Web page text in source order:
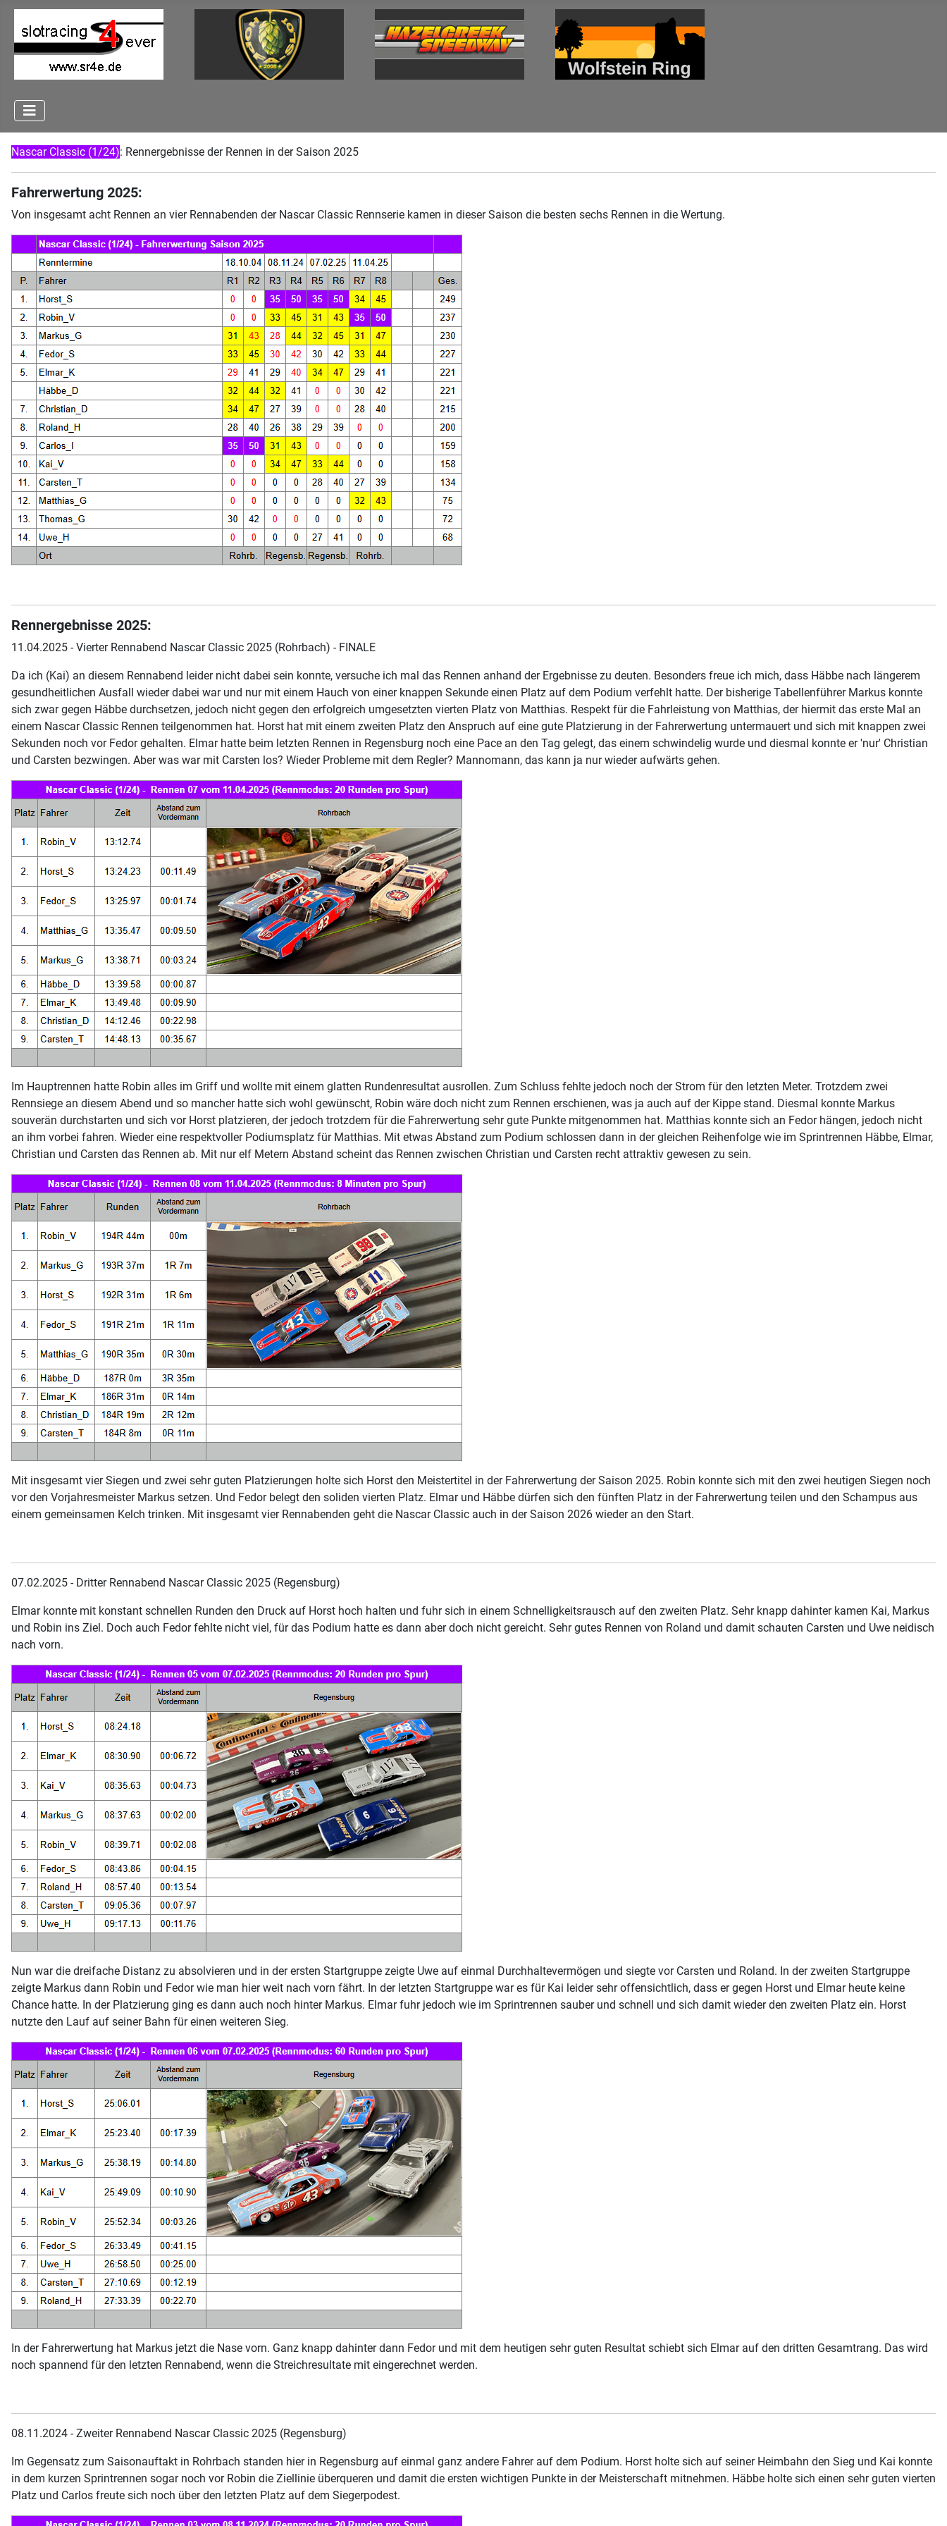
Nascar Classic (1/24): Rennergebnisse der Rennen in der Saison 2025
Fahrerwertung 2025:
Von insgesamt acht Rennen an vier Rennabenden der Nascar Classic Rennserie kamen in dieser Saison die besten sechs Rennen in die Wertung.
Rennergebnisse 2025:
11.04.2025 - Vierter Rennabend Nascar Classic 2025 (Rohrbach) - FINALE
Da ich (Kai) an diesem Rennabend leider nicht dabei sein konnte, versuche ich mal das Rennen anhand der Ergebnisse zu deuten. Besonders freue ich mich, dass Häbbe nach längerem
gesundheitlichen Ausfall wieder dabei war und nur mit einem Hauch von einer knappen Sekunde einen Platz auf dem Podium verfehlt hatte. Der bisherige Tabellenführer Markus konnte
sich zwar gegen Häbbe durchsetzen, jedoch nicht gegen den erfolgreich umgesetzten vierten Platz von Matthias. Respekt für die Fahrleistung von Matthias, der hiermit das erste Mal an
einem Nascar Classic Rennen teilgenommen hat. Horst hat mit einem zweiten Platz den Anspruch auf eine gute Platzierung in der Fahrerwertung untermauert und sich mit knappen zwei
Sekunden noch vor Fedor gehalten. Elmar hatte beim letzten Rennen in Regensburg noch eine Pace an den Tag gelegt, das einem schwindelig wurde und diesmal konnte er 'nur' Christian
und Carsten bezwingen. Aber was war mit Carsten los? Wieder Probleme mit dem Regler? Mannomann, das kann ja nur wieder aufwärts gehen.
Im Hauptrennen hatte Robin alles im Griff und wollte mit einem glatten Rundenresultat ausrollen. Zum Schluss fehlte jedoch noch der Strom für den letzten Meter. Trotzdem zwei
Rennsiege an diesem Abend und so mancher hatte sich wohl gewünscht, Robin wäre doch nicht zum Rennen erschienen, was ja auch auf der Kippe stand. Diesmal konnte Markus
souverän durchstarten und sich vor Horst platzieren, der jedoch trotzdem für die Fahrerwertung sehr gute Punkte mitgenommen hat. Matthias konnte sich an Fedor hängen, jedoch nicht
an ihm vorbei fahren. Wieder eine respektvoller Podiumsplatz für Matthias. Mit etwas Abstand zum Podium schlossen dann in der gleichen Reihenfolge wie im Sprintrennen Häbbe, Elmar,
Christian und Carsten das Rennen ab. Mit nur elf Metern Abstand scheint das Rennen zwischen Christian und Carsten recht attraktiv gewesen zu sein.
Mit insgesamt vier Siegen und zwei sehr guten Platzierungen holte sich Horst den Meistertitel in der Fahrerwertung der Saison 2025. Robin konnte sich mit den zwei heutigen Siegen noch
vor den Vorjahresmeister Markus setzen. Und Fedor belegt den soliden vierten Platz. Elmar und Häbbe dürfen sich den fünften Platz in der Fahrerwertung teilen und den Schampus aus
einem gemeinsamen Kelch trinken. Mit insgesamt vier Rennabenden geht die Nascar Classic auch in der Saison 2026 wieder an den Start.
07.02.2025 - Dritter Rennabend Nascar Classic 2025 (Regensburg)
Elmar konnte mit konstant schnellen Runden den Druck auf Horst hoch halten und fuhr sich in einem Schnelligkeitsrausch auf den zweiten Platz. Sehr knapp dahinter kamen Kai, Markus
und Robin ins Ziel. Doch auch Fedor fehlte nicht viel, für das Podium hatte es dann aber doch nicht gereicht. Sehr gutes Rennen von Roland und damit schauten Carsten und Uwe neidisch
nach vorn.
Nun war die dreifache Distanz zu absolvieren und in der ersten Startgruppe zeigte Uwe auf einmal Durchhaltevermögen und siegte vor Carsten und Roland. In der zweiten Startgruppe
zeigte Markus dann Robin und Fedor wie man hier weit nach vorn fährt. In der letzten Startgruppe war es für Kai leider sehr offensichtlich, dass er gegen Horst und Elmar heute keine
Chance hatte. In der Platzierung ging es dann auch noch hinter Markus. Elmar fuhr jedoch wie im Sprintrennen sauber und schnell und sich damit wieder den zweiten Platz ein. Horst
nutzte den Lauf auf seiner Bahn für einen weiteren Sieg.
In der Fahrerwertung hat Markus jetzt die Nase vorn. Ganz knapp dahinter dann Fedor und mit dem heutigen sehr guten Resultat schiebt sich Elmar auf den dritten Gesamtrang. Das wird
noch spannend für den letzten Rennabend, wenn die Streichresultate mit eingerechnet werden.
08.11.2024 - Zweiter Rennabend Nascar Classic 2025 (Regensburg)
Im Gegensatz zum Saisonauftakt in Rohrbach standen hier in Regensburg auf einmal ganz andere Fahrer auf dem Podium. Horst holte sich auf seiner Heimbahn den Sieg und Kai konnte
in dem kurzen Sprintrennen sogar noch vor Robin die Ziellinie überqueren und damit die ersten wichtigen Punkte in der Meisterschaft mitnehmen. Häbbe holte sich einen sehr guten vierten
Platz und Carlos freute sich noch über den letzten Platz auf dem Siegerpodest.